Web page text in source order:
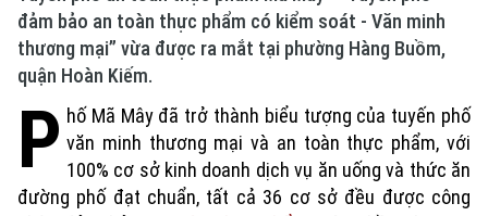
đảm bảo an toàn thực phẩm có kiểm soát - Văn minh
thương mại” vừa được ra mắt tại phường Hàng Buồm,
quận Hoàn Kiếm.
P hố Mã Mây đã trở thành biểu tượng của tuyến phố
văn minh thương mại và an toàn thực phẩm, với
100% cơ sở kinh doanh dịch vụ ăn uống và thức ăn
đường phố đạt chuẩn, tất cả 36 cơ sở đều được công